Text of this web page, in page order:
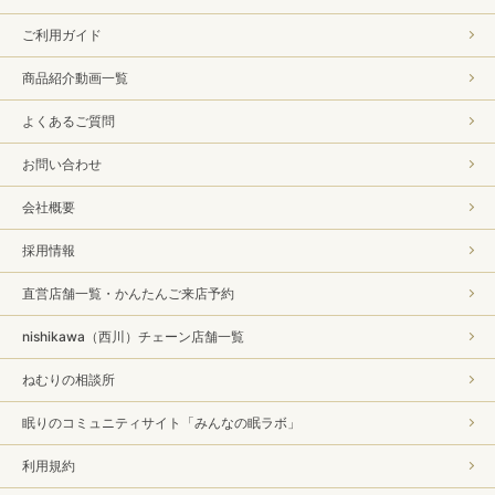
ご利用ガイド
商品紹介動画一覧
よくあるご質問
お問い合わせ
会社概要
採用情報
直営店舗一覧・かんたんご来店予約
nishikawa（西川）チェーン店舗一覧
ねむりの相談所
眠りのコミュニティサイト「みんなの眠ラボ」
利用規約